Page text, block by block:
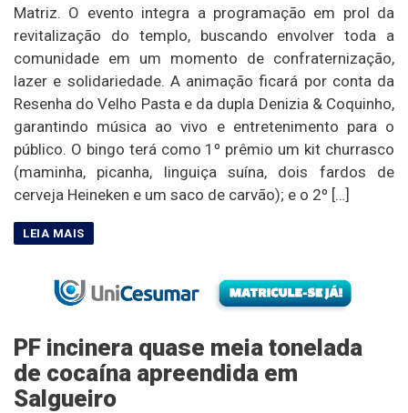
Matriz. O evento integra a programação em prol da
revitalização do templo, buscando envolver toda a
comunidade em um momento de confraternização,
lazer e solidariedade. A animação ficará por conta da
Resenha do Velho Pasta e da dupla Denizia & Coquinho,
garantindo música ao vivo e entretenimento para o
público. O bingo terá como 1º prêmio um kit churrasco
(maminha, picanha, linguiça suína, dois fardos de
cerveja Heineken e um saco de carvão); e o 2º […]
PF incinera quase meia tonelada
de cocaína apreendida em
Salgueiro